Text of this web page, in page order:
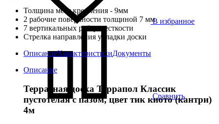
В избранное
Сравнить
Толщина мест крепления - 9мм
2 рабочие поверхности толщиной 7 мм
7 вертикальных ребер жесткости
Стрелка направления укладки доски
ОписаниеХарактеристикиДокументы
Описание
Террасная доска Террапол Классик
пустотелая с пазом, цвет тик киото (кантри)
4м